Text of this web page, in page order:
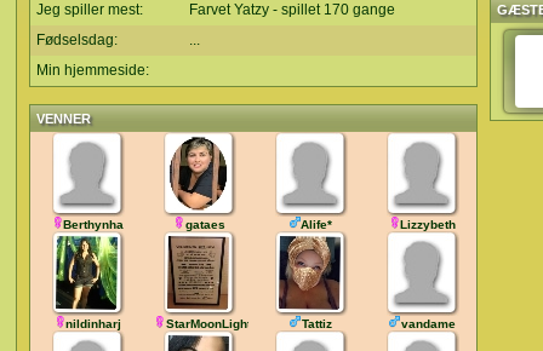
Jeg spiller mest:
Farvet Yatzy - spillet 170 gange
Fødselsdag:
...
Min hjemmeside:
VENNER
Berthynha gataes Alife* Lizzybeth
nildinharj StarMoonLight Tattiz vandame